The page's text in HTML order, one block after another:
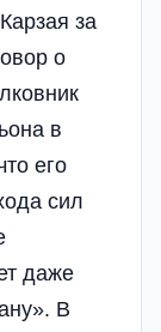
за
о
в
его
сил
даже
В